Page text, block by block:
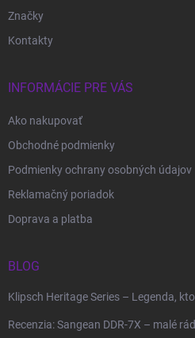
Značky
Kontakty
INFORMÁCIE PRE VÁS
Ako nakupovať
Obchodné podmienky
Podmienky ochrany osobných údajov
Reklamačný poriadok
Doprava a platba
BLOG
Klipsch Heritage Series – Legenda,
Recenzia: Sangean DDR-7X – malé